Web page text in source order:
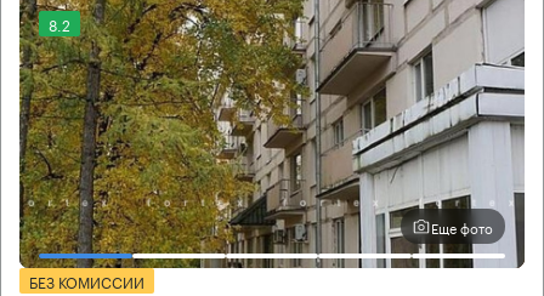
8.2
Еще фото
БЕЗ КОМИССИИ